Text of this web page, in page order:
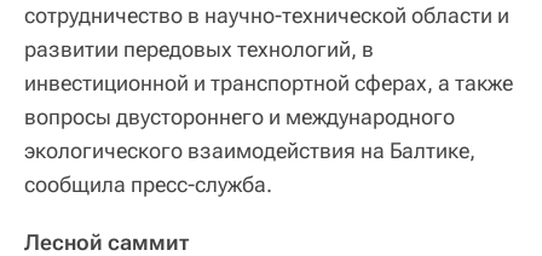
сотрудничество в научно-технической области и
развитии передовых технологий, в
инвестиционной и транспортной сферах, а также
вопросы двустороннего и международного
экологического взаимодействия на Балтике,
сообщила пресс-служба.
Лесной саммит